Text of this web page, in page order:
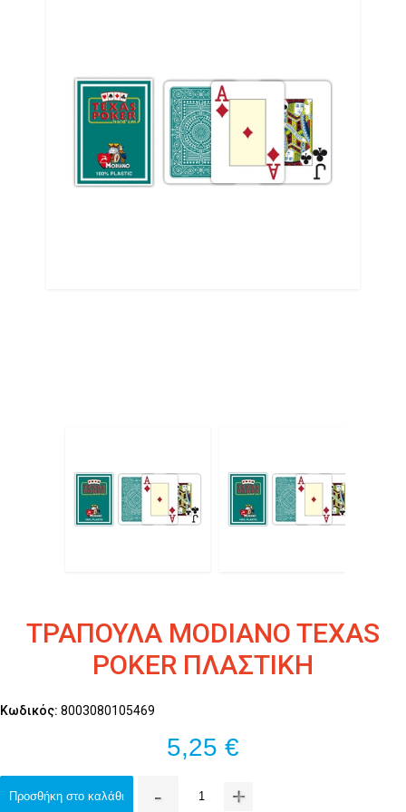
ΤΡΑΠΟΥΛΑ MODIANO TEXAS
POKER ΠΛΑΣΤΙΚΗ
Κωδικός: 8003080105469
5,25 €
Προσθήκη στο καλάθι - +